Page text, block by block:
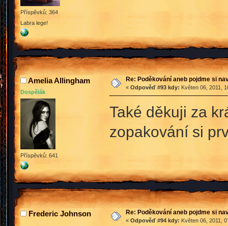
Příspěvků: 364
Labra lege!
Amelia Allingham
Dospělák
Příspěvků: 641
Re: Poděkování aneb pojdme si
« Odpověď #93 kdy: Květen 06, 2011,
Také děkuji za
zopakování si
Frederic Johnson Re: Poděkování aneb pojdme si
« Odpověď #94 kdy: Květen 06, 2011,